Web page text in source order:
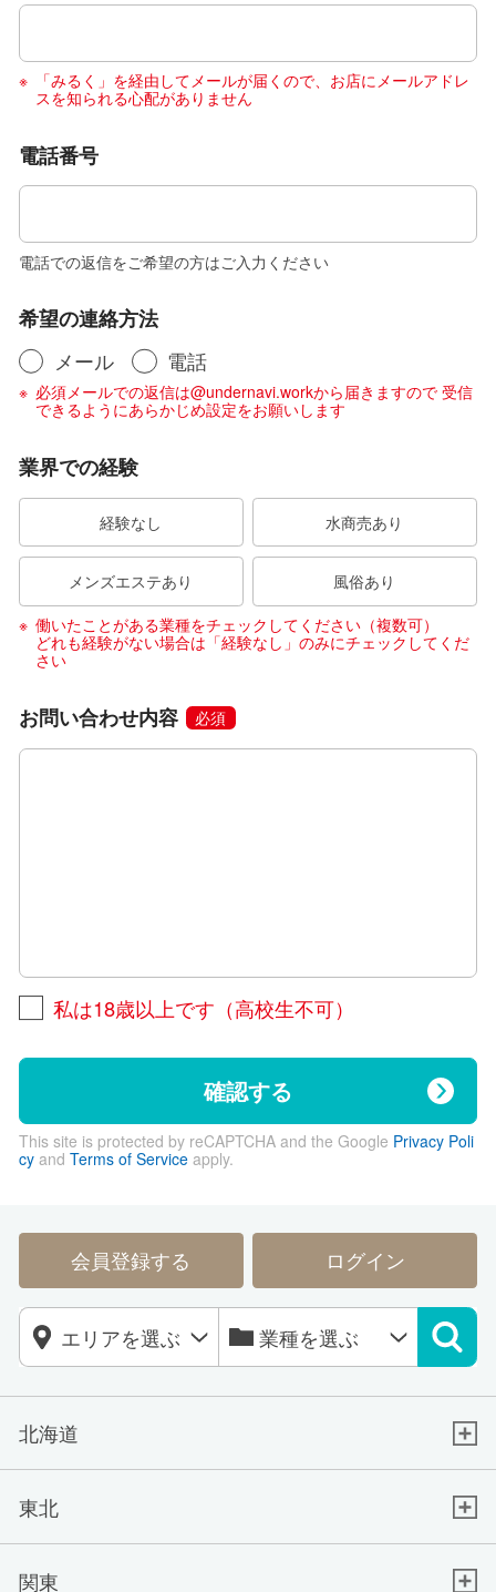
「みるく」を経由してメールが届くので、お店にメールアドレ
スを知られる心配がありません
電話番号
電話での返信をご希望の方はご入力ください
希望の連絡方法
メール
電話
必須メールでの返信は@undernavi.workから届きますので 受信
できるようにあらかじめ設定をお願いします
業界での経験
経験なし 水商売あり
メンズエステあり
風俗あり
働いたことがある業種をチェックしてください（複数可）
どれも経験がない場合は「経験なし」のみにチェックしてくだ
さい
お問い合わせ内容 必須
私は18歳以上です（高校生不可）
確認する
This site is protected by reCAPTCHA and the Google Privacy Poli
cyand Terms of Serviceapply.
会員登録する ログイン
北海道
東北
関東